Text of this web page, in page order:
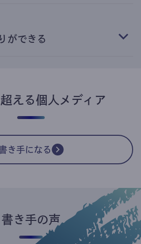
ができる
える個人メディア
き手になる
書き手の声